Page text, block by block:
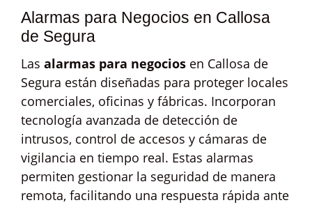
Alarmas para Negocios en Callosa
de Segura
Las alarmas para negocios en Callosa de
Segura están diseñadas para proteger locales
comerciales, oficinas y fábricas. Incorporan
tecnología avanzada de detección de
intrusos, control de accesos y cámaras de
vigilancia en tiempo real. Estas alarmas
permiten gestionar la seguridad de manera
remota, facilitando una respuesta rápida ante